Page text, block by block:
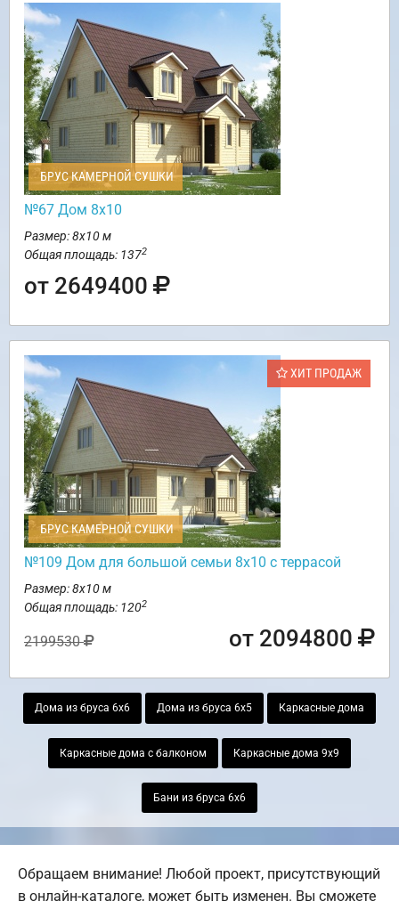
БРУС КАМЕРНОЙ СУШКИ
№67 Дом 8х10
Размер: 8х10 м
Общая площадь: 1372
от 2649400
ХИТ ПРОДАЖ
БРУС КАМЕРНОЙ СУШКИ
№109 Дом для большой семьи 8х10 с террасой
Размер: 8х10 м
Общая площадь: 1202
2199530 от 2094800
Дома из бруса 6х6 Дома из бруса 6х5 Каркасные дома
Каркасные дома с балконом Каркасные дома 9х9
Бани из бруса 6х6
Обращаем внимание! Любой проект, присутствующий
в онлайн-каталоге, может быть изменен. Вы сможете